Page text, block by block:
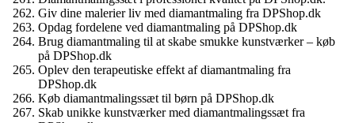
Giv dine malerier liv med diamantmaling fra DPShop.dk
Opdag fordelene ved diamantmaling på DPShop.dk
Brug diamantmaling til at skabe smukke kunstværker – køb
på DPShop.dk
Oplev den terapeutiske effekt af diamantmaling fra
DPShop.dk
Køb diamantmalingssæt til børn på DPShop.dk
Skab unikke kunstværker med diamantmalingssæt fra